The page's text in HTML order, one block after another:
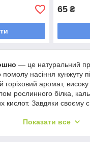
65 ₴
— це натуральний
насіння кунжуту
аромат, високу
рослинного білка,
кислот. Завдяки своєму
харчуванні.Показати все